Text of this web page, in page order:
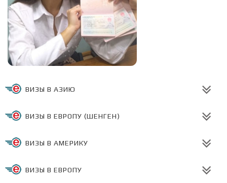
ВИЗЫ В АЗИЮ
ВИЗЫ В ЕВРОПУ (ШЕНГЕН)
ВИЗЫ В АМЕРИКУ
ВИЗЫ В ЕВРОПУ